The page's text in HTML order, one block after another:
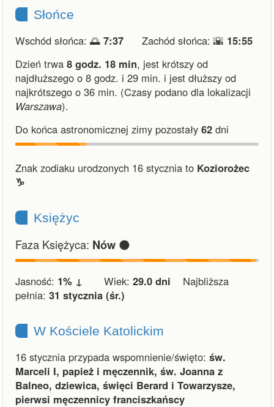
Słońce
Wschód słońca: 🌅 7:37 Zachód słońca: 🌇 15:55
Dzień trwa 8 godz. 18 min, jest krótszy od
najdłuższego o 8 godz. i 29 min. i jest dłuższy od
najkrótszego o 36 min. (Czasy podano dla lokalizacji
Warszawa).
Do końca astronomicznej zimy pozostały 62 dni
Znak zodiaku urodzonych 16 stycznia to Koziorożec
♑︎
Księżyc
Faza Księżyca: Nów 🌑
Jasność: 1% ↓ Wiek: 29.0 dni Najbliższa
pełnia: 31 stycznia (śr.)
W Kościele Katolickim
16 stycznia przypada wspomnienie/święto: św.
Marceli I, papież i męczennik, św. Joanna z
Balneo, dziewica, święci Berard i Towarzysze,
pierwsi męczennicy franciszkańscy